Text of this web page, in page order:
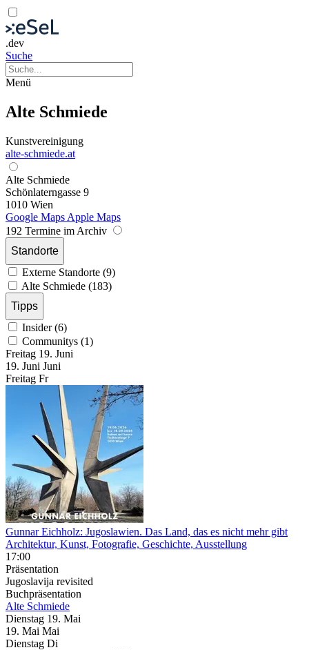
.dev
Suche
Menü
Alte Schmiede
Kunstvereinigung
alte-schmiede.at
Alte Schmiede
Schönlaterngasse 9
1010 Wien
Google Maps Apple Maps
192 Termine im Archiv
Standorte
Externe Standorte (9)
Alte Schmiede (183)
Tipps
Insider (6)
Communitys (1)
Freitag 19. Juni
19. Juni Juni
Freitag Fr
Gunnar Eichholz: Jugoslawien. Das Land, das es nicht mehr gibt
Architektur, Kunst, Fotografie, Geschichte, Ausstellung
17:00
Präsentation
Jugoslavija revisited
Buchpräsentation
Alte Schmiede
Dienstag 19. Mai
19. Mai Mai
Dienstag Di